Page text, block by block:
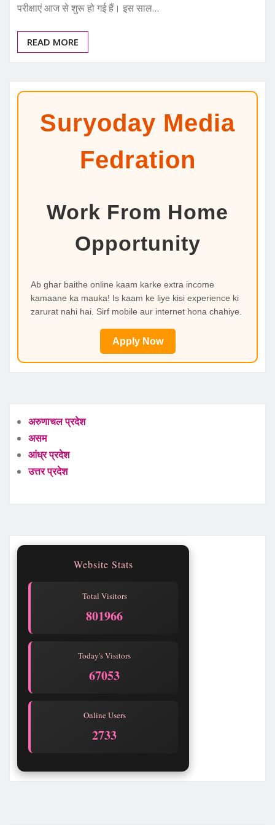
परीक्षाएं आज से शुरू हो गई हैं। इस साल…
READ MORE
Suryoday Media
Fedration
Work From Home
Opportunity
Ab ghar baithe online kaam karke extra income
kamaane ka mauka! Is kaam ke liye kisi experience ki
zarurat nahi hai. Sirf mobile aur internet hona chahiye.
Apply Now
अरुणाचल प्रदेश
असम
आंध्र प्रदेश
उत्तर प्रदेश
Website Stats
Total Visitors
801966
Today's Visitors
67053
Online Users
2738